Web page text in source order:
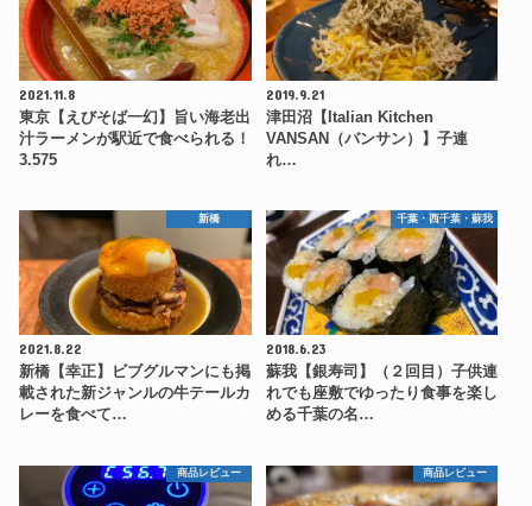
2021.11.8
東京【えびそば一幻】旨い海老出
汁ラーメンが駅近で食べられる！
3.575
2019.9.21
津田沼【Italian Kitchen
VANSAN（バンサン）】子連
れ…
新橋
2021.8.22
新橋【幸正】ビブグルマンにも掲
載された新ジャンルの牛テールカ
レーを食べて…
千葉・西千葉・蘇我
2018.6.23
蘇我【銀寿司】（２回目）子供連
れでも座敷でゆったり食事を楽し
める千葉の名…
商品レビュー 商品レビュー